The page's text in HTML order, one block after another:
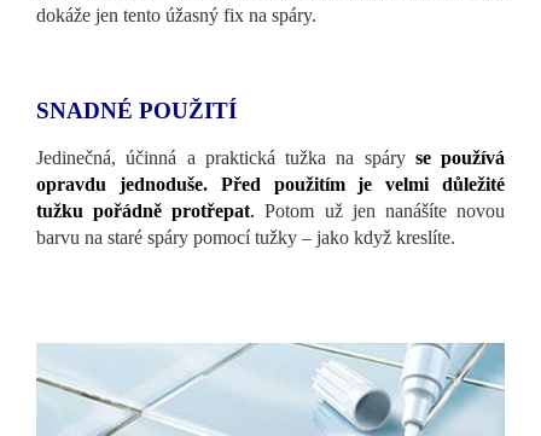
dokáže jen tento úžasný fix na spáry.
SNADNÉ POUŽITÍ
Jedinečná, účinná a praktická tužka na spáry se používá
opravdu jednoduše. Před použitím je velmi důležité
tužku pořádně protřepat. Potom už jen nanášíte novou
barvu na staré spáry pomocí tužky – jako když kreslíte.